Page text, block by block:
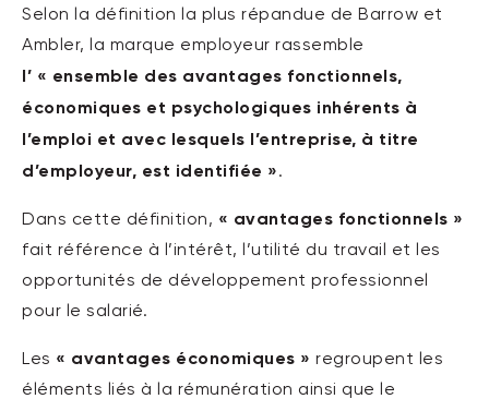
Selon la définition la plus répandue de Barrow et
Ambler, la marque employeur rassemble
l’ « ensemble des avantages fonctionnels,
économiques et psychologiques inhérents à
l’emploi et avec lesquels l’entreprise, à titre
d’employeur, est identifiée ».
Dans cette définition, « avantages fonctionnels »
fait référence à l’intérêt, l’utilité du travail et les
opportunités de développement professionnel
pour le salarié.
Les « avantages économiques » regroupent les
éléments liés à la rémunération ainsi que le